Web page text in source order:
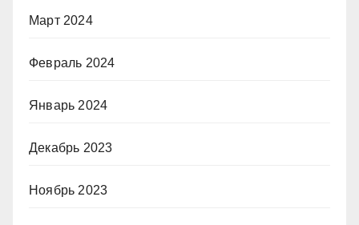
Март 2024
Февраль 2024
Январь 2024
Декабрь 2023
Ноябрь 2023